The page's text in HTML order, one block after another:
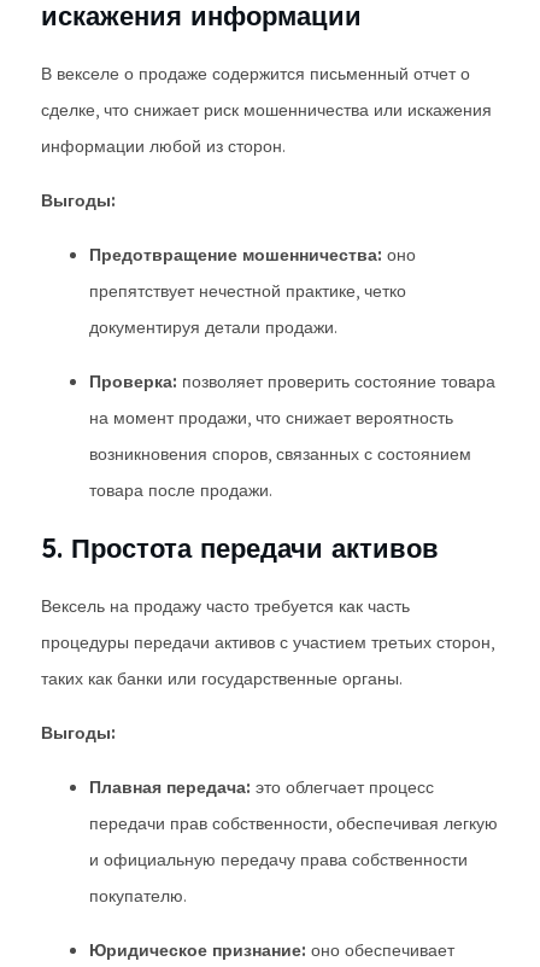
искажения информации
В векселе о продаже содержится письменный отчет о
сделке, что снижает риск мошенничества или искажения
информации любой из сторон.
Выгоды:
Предотвращение мошенничества: оно
препятствует нечестной практике, четко
документируя детали продажи.
Проверка: позволяет проверить состояние товара
на момент продажи, что снижает вероятность
возникновения споров, связанных с состоянием
товара после продажи.
5. Простота передачи активов
Вексель на продажу часто требуется как часть
процедуры передачи активов с участием третьих сторон,
таких как банки или государственные органы.
Выгоды:
Плавная передача: это облегчает процесс
передачи прав собственности, обеспечивая легкую
и официальную передачу права собственности
покупателю.
Юридическое признание: оно обеспечивает